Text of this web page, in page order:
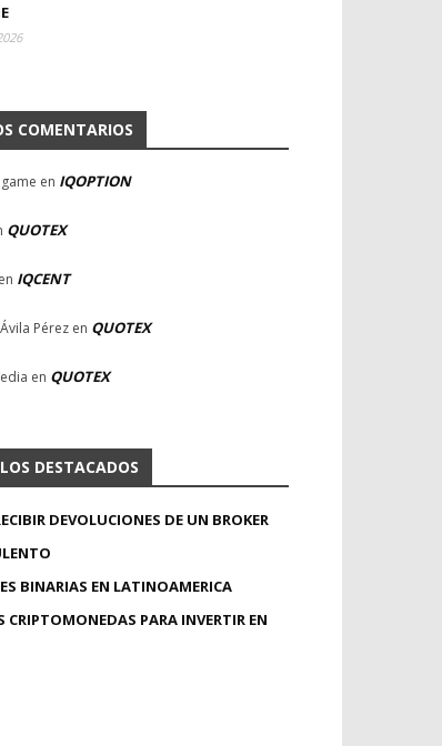
COMENTARIOS
en IQOPTION
QUOTEX
en IQCENT
Pérez en QUOTEX
en QUOTEX
DESTACADOS
DEVOLUCIONES DE UN BROKER
BINARIAS EN LATINOAMERICA
CRIPTOMONEDAS PARA INVERTIR EN